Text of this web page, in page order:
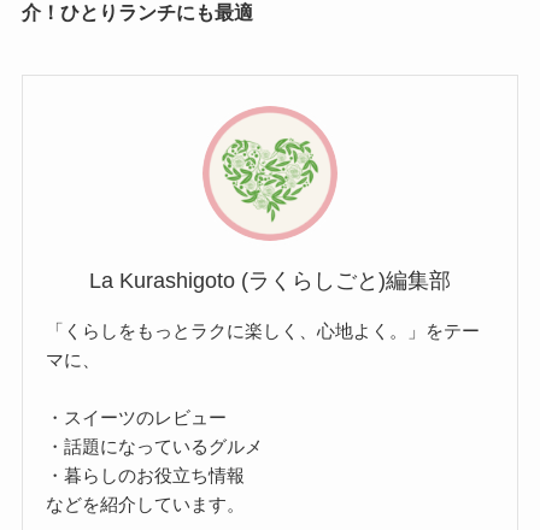
介！ひとりランチにも最適
La Kurashigoto (ラくらしごと)編集部
「くらしをもっとラクに楽しく、心地よく。」をテー
マに、
・スイーツのレビュー
・話題になっているグルメ
・暮らしのお役立ち情報
などを紹介しています。